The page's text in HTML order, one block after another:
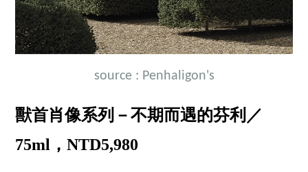
source : Penhaligon's
獸首肖像系列－不期而遇的芬利／
75ml，NTD5,980